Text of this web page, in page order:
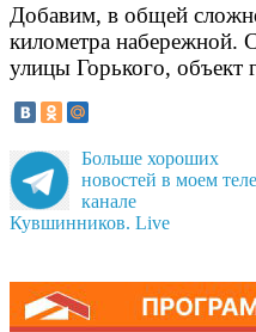
Добавим, в общей
километра набережной.
улицы Горького, объект
Больше хороших
новостей в моем
канале
Кувшинников. Live